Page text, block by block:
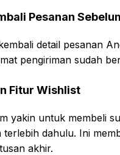
Pesanan
detail pesanan
pengiriman sudah
Fitur Wishlist
yakin untuk membeli
terlebih dahulu. Ini
akhir.